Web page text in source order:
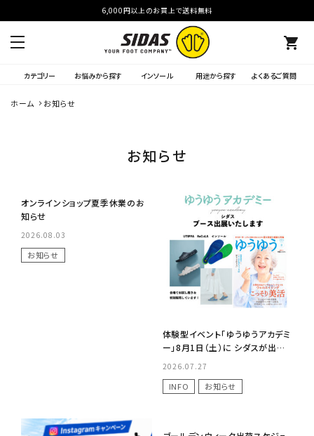
6,000円以上のお買上で送料無料
shopping_cart
カテゴリー お悩みから探す インソール 用途から探す よくあるご質問
ホーム お知らせ
お知らせ
オンラインショップ夏季休業のお
知らせ
2026.08.03
お知らせ
体験型イベント「ゆうゆうアカデミ
ー」8月1日（土）に シダスが出展
2026.07.27
INFO お知らせ